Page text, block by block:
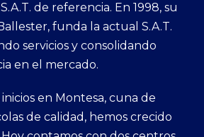
de referencia. En 1998, su
funda la actual S.A.T.
servicios y consolidando
en el mercado.
en Montesa, cuna de
de calidad, hemos crecido